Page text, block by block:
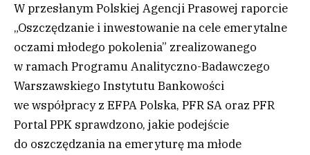
W przesłanym Polskiej Agencji Prasowej raporcie
„Oszczędzanie i inwestowanie na cele emerytalne
oczami młodego pokolenia” zrealizowanego
w ramach Programu Analityczno-Badawczego
Warszawskiego Instytutu Bankowości
we współpracy z EFPA Polska, PFR SA oraz PFR
Portal PPK sprawdzono, jakie podejście
do oszczędzania na emeryturę ma młode